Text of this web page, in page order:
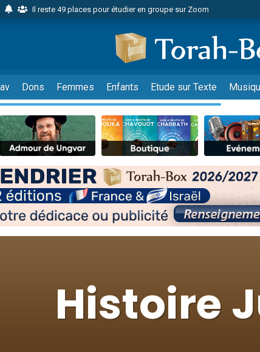
Il reste 49 places pour étudier en groupe sur Zoom
2 personnes viennent de nous rejoindre sur WhatsApp
6 personnes viennent de nous rejoindre sur WhatsApp
4 personnes viennent de faire un don pour Reloger Rivka, 6
2 personnes viennent de faire un don pour 1 Journée de
17 personnes viennent de demander une bénédiction
4 personnes viennent de nous rejoindre sur WhatsApp
Il reste 49 places pour étudier en groupe sur Zoom
Eva vient de donner son Maasser
4 personnes viennent de nous rejoindre sur WhatsApp
3 personnes viennent de nous rejoindre sur WhatsApp
Odaya vient de donner son Maasser
30 personnes viennent de faire un don pour Sauvez la jambe de
Il reste 49 places pour étudier en groupe sur Zoom
Dons Femmes Enfants Etude sur Texte